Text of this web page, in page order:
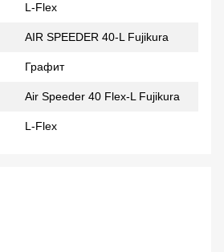
L-Flex
AIR SPEEDER 40-L Fujikura
Графит
Air Speeder 40 Flex-L Fujikura
L-Flex